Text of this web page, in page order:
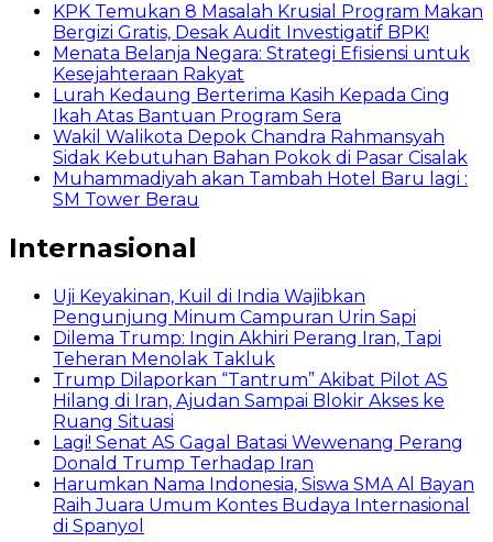
​KPK Temukan 8 Masalah Krusial Program Makan
Bergizi Gratis, Desak Audit Investigatif BPK!
Menata Belanja Negara: Strategi Efisiensi untuk
Kesejahteraan Rakyat
Lurah Kedaung Berterima Kasih Kepada Cing
Ikah Atas Bantuan Program Sera
Wakil Walikota Depok Chandra Rahmansyah
Sidak Kebutuhan Bahan Pokok di Pasar Cisalak
Muhammadiyah akan Tambah Hotel Baru lagi :
SM Tower Berau
Internasional
Uji Keyakinan, Kuil di India Wajibkan
Pengunjung Minum Campuran Urin Sapi
Dilema Trump: Ingin Akhiri Perang Iran, Tapi
Teheran Menolak Takluk
Trump Dilaporkan “Tantrum” Akibat Pilot AS
Hilang di Iran, Ajudan Sampai Blokir Akses ke
Ruang Situasi
Lagi! Senat AS Gagal Batasi Wewenang Perang
Donald Trump Terhadap Iran
Harumkan Nama Indonesia, Siswa SMA Al Bayan
Raih Juara Umum Kontes Budaya Internasional
di Spanyol